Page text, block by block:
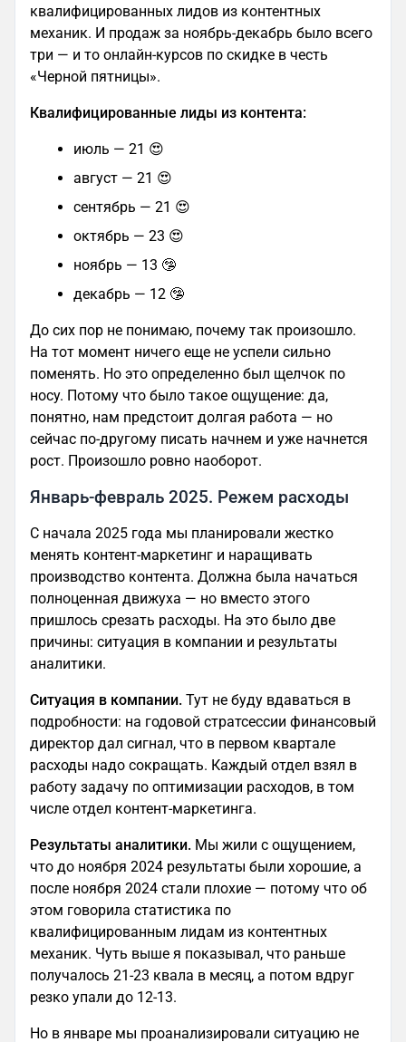
квалифицированных лидов из контентных
механик. И продаж за ноябрь-декабрь было всего
три — и то онлайн-курсов по скидке в честь
«Черной пятницы».
Квалифицированные лиды из контента:
июль — 21 😍
август — 21 😍
сентябрь — 21 😍
октябрь — 23 😍
ноябрь — 13 🤥
декабрь — 12 🤥
До сих пор не понимаю, почему так произошло.
На тот момент ничего еще не успели сильно
поменять. Но это определенно был щелчок по
носу. Потому что было такое ощущение: да,
понятно, нам предстоит долгая работа — но
сейчас по-другому писать начнем и уже начнется
рост. Произошло ровно наоборот.
Январь-февраль 2025. Режем расходы
С начала 2025 года мы планировали жестко
менять контент-маркетинг и наращивать
производство контента. Должна была начаться
полноценная движуха — но вместо этого
пришлось срезать расходы. На это было две
причины: ситуация в компании и результаты
аналитики.
Ситуация в компании. Тут не буду вдаваться в
подробности: на годовой стратсессии финансовый
директор дал сигнал, что в первом квартале
расходы надо сокращать. Каждый отдел взял в
работу задачу по оптимизации расходов, в том
числе отдел контент-маркетинга.
Результаты аналитики. Мы жили с ощущением,
что до ноября 2024 результаты были хорошие, а
после ноября 2024 стали плохие — потому что об
этом говорила статистика по
квалифицированным лидам из контентных
механик. Чуть выше я показывал, что раньше
получалось 21-23 квала в месяц, а потом вдруг
резко упали до 12-13.
Но в январе мы проанализировали ситуацию не